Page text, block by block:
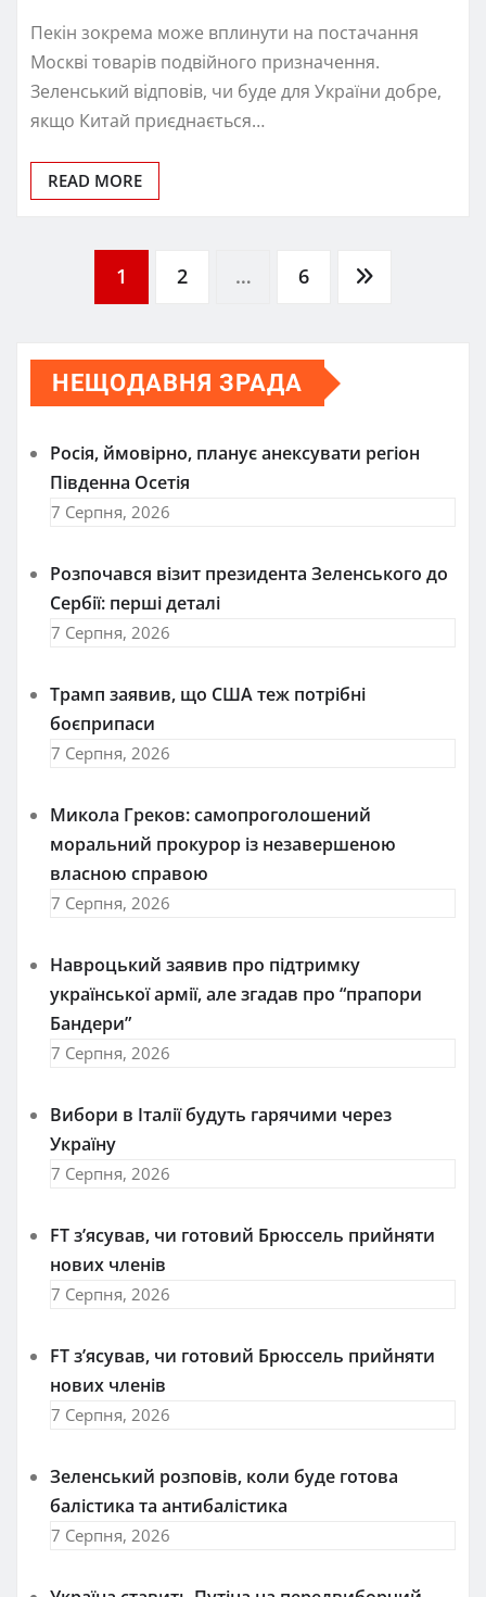
Пекін зокрема може вплинути на постачання
Москві товарів подвійного призначення.
Зеленський відповів, чи буде для України добре,
якщо Китай приєднається…
READ MORE
Пагінація
записів
1 2 … 6
НЕЩОДАВНЯ ЗРАДА
Росія, ймовірно, планує анексувати регіон
Південна Осетія
7 Серпня, 2026
Розпочався візит президента Зеленського до
Сербії: перші деталі
7 Серпня, 2026
Трамп заявив, що США теж потрібні
боєприпаси
7 Серпня, 2026
Микола Греков: самопроголошений
моральний прокурор із незавершеною
власною справою
7 Серпня, 2026
Навроцький заявив про підтримку
української армії, але згадав про “прапори
Бандери”
7 Серпня, 2026
Вибори в Італії будуть гарячими через
Україну
7 Серпня, 2026
FT зʼясував, чи готовий Брюссель прийняти
нових членів
7 Серпня, 2026
FT зʼясував, чи готовий Брюссель прийняти
нових членів
7 Серпня, 2026
Зеленський розповів, коли буде готова
балістика та антибалістика
7 Серпня, 2026